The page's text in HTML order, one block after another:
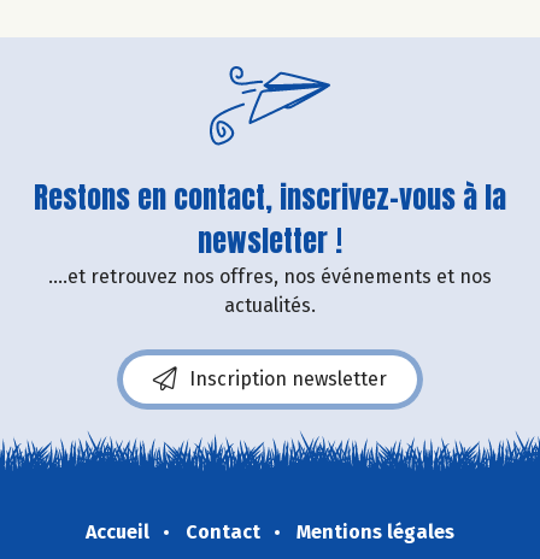
Restons en contact, inscrivez-vous à la
newsletter !
....et retrouvez nos offres, nos événements et nos
actualités.
Inscription newsletter
Accueil Contact
Mentions légales